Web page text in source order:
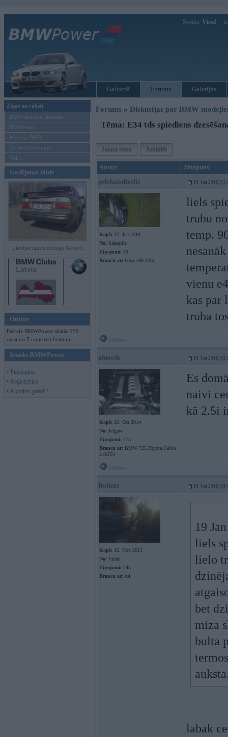
Sveiks, Viesi!
Galvenā Forums Galerijas
Ziņas un raksti
BMW modeļu jaunumi
BMW testi
Mēneša BMW
Sērijveida tūnings
Vel...
Gadījuma bilde
Latvijas lauku tūninga šedevri
Online
Pašreiz BMWPower skatās 159
viesi un 5 reģistrēti lietotāji.
Ienākt BMWPower
• Pieslēgties
• Reģistrēties
• Aizmirsi paroli?
Forums » Diskusijas par BMW
Tēma: E34 tds spiediens
Jauna tēma Atbildēt
Autors Ziņojums
pelekaisdizelis 19. Jan 2016,
Kopš: 17. Jan 2016
No: Salaspils
Ziņojumi: 33
Braucu ar: bmw e90 325i
liels
trubu
temp.
vienu
kas par
truba
ahmeds 19. Jan 2016,
Kopš: 26. Oct 2014
No: Jelgava
Ziņojumi: 273
Braucu ar: BMW 725,Toyota Celica
2.0GT-i
Es
naivi
kā 2.5i
Rolizze 19. Jan 2016,
Kopš: 16. Nov 2015
No: Viļāni
Ziņojumi: 745
Braucu ar: A4
19
liels
lielo
bet
miza
bulta
labak